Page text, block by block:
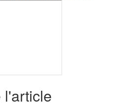
l'article